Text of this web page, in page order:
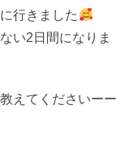
行きました
い2日間になりま
えてくださいーー